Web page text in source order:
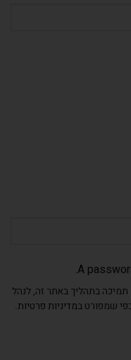
A
בתהליך באתר זה, לנהל
שמפורט במדיניות פרטיות.